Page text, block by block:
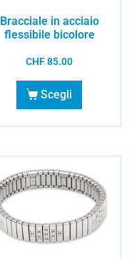
Bracciale in acciaio
flessibile bicolore
CHF85.00
Scegli